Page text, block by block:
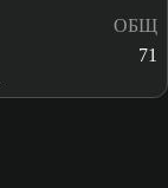
ОБЩ
71